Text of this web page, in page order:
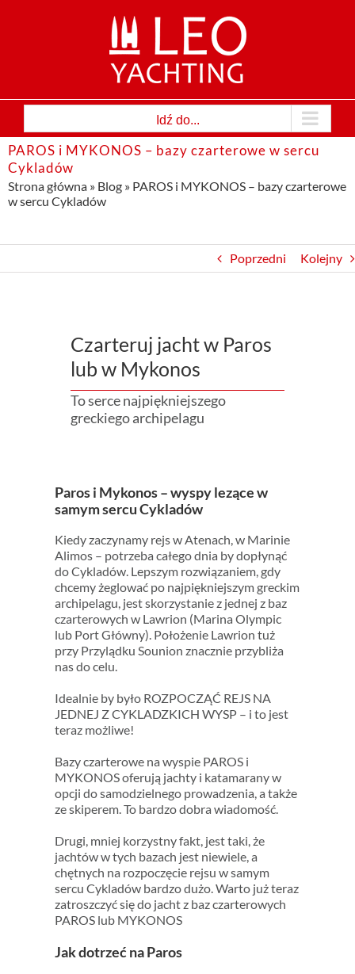
Idź do...
PAROS i MYKONOS – bazy czarterowe w sercu
Cykladów
Strona główna » Blog » PAROS i MYKONOS – bazy czarterowe
w sercu Cykladów
Poprzedni Kolejny
Czarteruj jacht w Paros
lub w Mykonos
To serce najpiękniejszego
greckiego archipelagu
Paros i Mykonos – wyspy lezące w
samym sercu Cykladów
Kiedy zaczynamy rejs w Atenach, w Marinie
Alimos – potrzeba całego dnia by dopłynąć
do Cykladów. Lepszym rozwiązaniem, gdy
chcemy żeglować po najpiękniejszym greckim
archipelagu, jest skorzystanie z jednej z baz
czarterowych w Lawrion (Marina Olympic
lub Port Główny). Położenie Lawrion tuż
przy Przylądku Sounion znacznie przybliża
nas do celu.
Idealnie by było ROZPOCZĄĆ REJS NA
JEDNEJ Z CYKLADZKICH WYSP – i to jest
teraz możliwe!
Bazy czarterowe na wyspie PAROS i
MYKONOS oferują jachty i katamarany w
opcji do samodzielnego prowadzenia, a także
ze skiperem. To bardzo dobra wiadomość.
Drugi, mniej korzystny fakt, jest taki, że
jachtów w tych bazach jest niewiele, a
chętnych na rozpoczęcie rejsu w samym
sercu Cykladów bardzo dużo. Warto już teraz
zatroszczyć się do jacht z baz czarterowych
PAROS lub MYKONOS
Jak dotrzeć na Paros